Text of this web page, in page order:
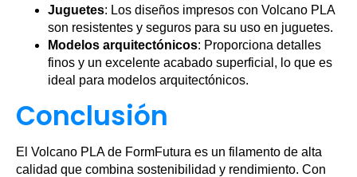
Juguetes: Los diseños impresos con Volcano PLA
son resistentes y seguros para su uso en juguetes.
Modelos arquitectónicos: Proporciona detalles
finos y un excelente acabado superficial, lo que es
ideal para modelos arquitectónicos.
Conclusión
El Volcano PLA de FormFutura es un filamento de alta
calidad que combina sostenibilidad y rendimiento. Con